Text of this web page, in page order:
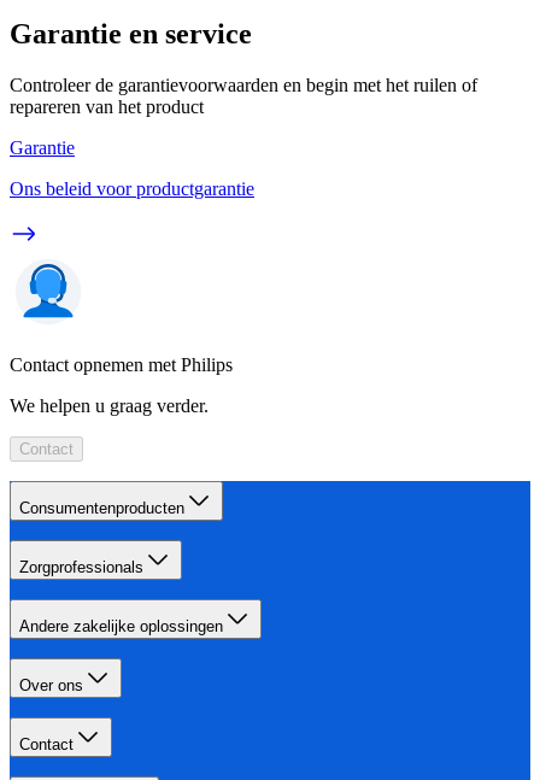
Garantie en service
Controleer de garantievoorwaarden en begin met het ruilen of
repareren van het product
Garantie
Ons beleid voor productgarantie
Contact opnemen met Philips
We helpen u graag verder.
Contact
Consumentenproducten
Zorgprofessionals
Andere zakelijke oplossingen
Over ons
Contact